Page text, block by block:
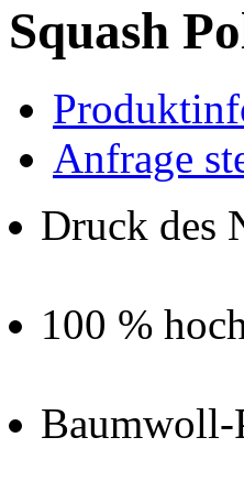
Squash
Anfrage
Druck des
100 %